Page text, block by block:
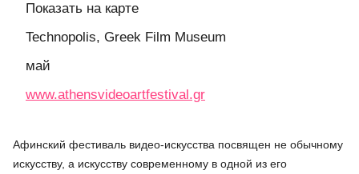
Показать на карте
Technopolis, Greek Film Museum
май
www.athensvideoartfestival.gr
Афинский фестиваль видео-искусства посвящен не обычному
искусству, а искусству современному в одной из его